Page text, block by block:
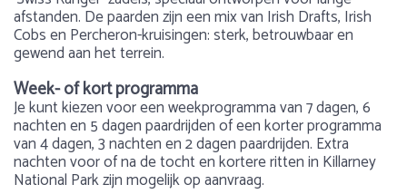
afstanden. De paarden zijn een mix van Irish Drafts, Irish
Cobs en Percheron-kruisingen: sterk, betrouwbaar en
gewend aan het terrein.
Week- of kort programma
Je kunt kiezen voor een weekprogramma van 7 dagen, 6
nachten en 5 dagen paardrijden of een korter programma
van 4 dagen, 3 nachten en 2 dagen paardrijden. Extra
nachten voor of na de tocht en kortere ritten in Killarney
National Park zijn mogelijk op aanvraag.